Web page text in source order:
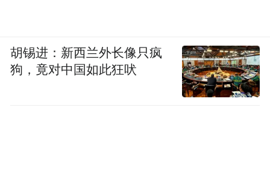
胡锡进：新西兰外长像只疯
狗，竟对中国如此狂吠